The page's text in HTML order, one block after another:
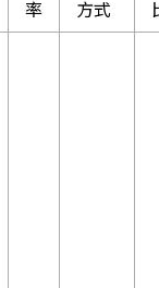
率
方式